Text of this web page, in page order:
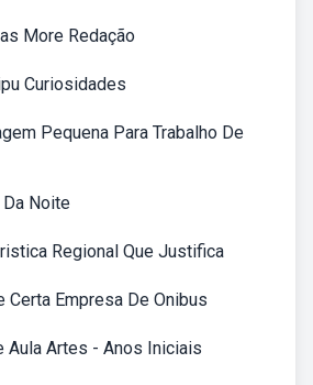
More Redação
Curiosidades
Pequena Para Trabalho De
Da Noite
Regional Que Justifica
Certa Empresa De Onibus
Aula Artes - Anos Iniciais